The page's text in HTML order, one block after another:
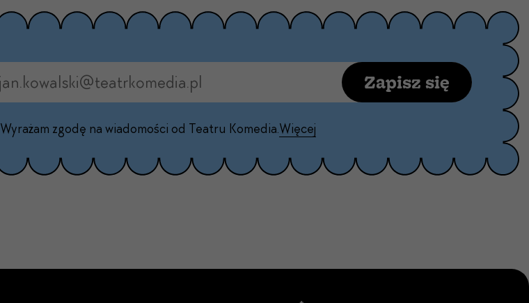
Zapisz się
Wyrażam zgodę na wiadomości od Teatru Komedia.Więcej